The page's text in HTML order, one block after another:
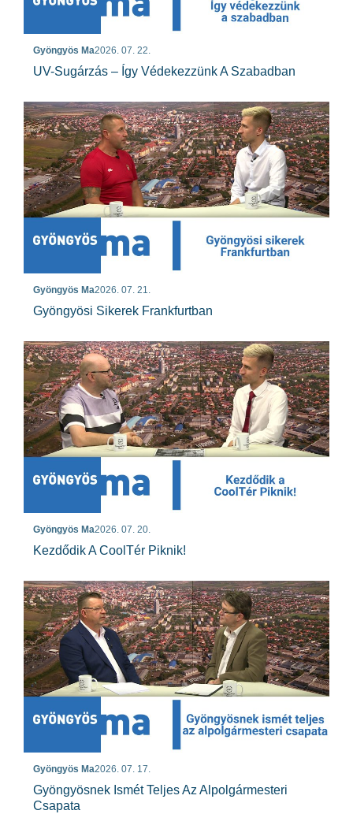
Gyöngyös Ma2026. 07. 22.
UV-Sugárzás – Így Védekezzünk A Szabadban
Gyöngyös Ma2026. 07. 21.
Gyöngyösi Sikerek Frankfurtban
Gyöngyös Ma2026. 07. 20.
Kezdődik A CoolTér Piknik!
Gyöngyös Ma2026. 07. 17.
Gyöngyösnek Ismét Teljes Az Alpolgármesteri
Csapata